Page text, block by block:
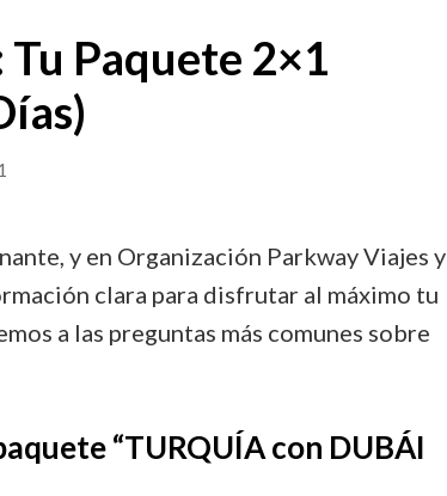
Paquete 2×1
y en Organización Parkway Viajes y
clara para disfrutar al máximo tu
a las preguntas más comunes sobre
“TURQUÍA con DUBÁI